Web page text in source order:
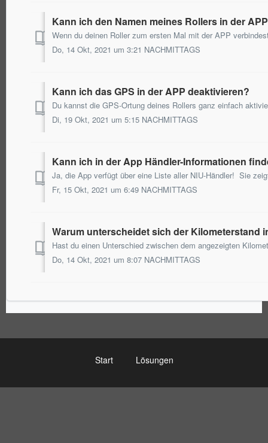
Kann ich den Namen meines Rollers in der
Do, 14 Okt, 2021 um 3:21 NACHMITTAGS
Kann ich das GPS in der APP deaktivieren?
Di, 19 Okt, 2021 um 5:15 NACHMITTAGS
Kann ich in der App Händler-Informationen
Fr, 15 Okt, 2021 um 6:49 NACHMITTAGS
Warum unterscheidet sich der Kilometerstand
Do, 14 Okt, 2021 um 8:07 NACHMITTAGS
Start Lösungen